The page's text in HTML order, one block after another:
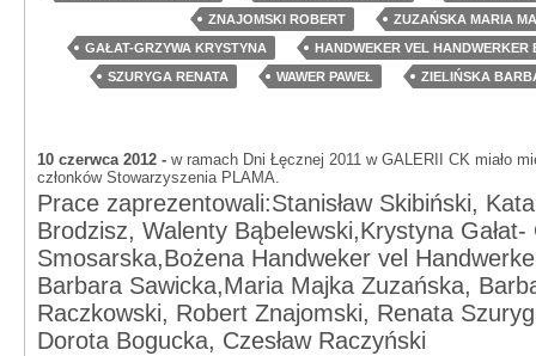
ZNAJOMSKI ROBERT
ZUZAŃSKA MARIA
GAŁAT-GRZYWA KRYSTYNA
HANDWEKER VEL HANDWERKER
SZURYGA RENATA
WAWER PAWEŁ ZIELIŃSKA
10 czerwca 2012 - w ramach Dni Łęcznej 2011 w GALERII CK miało
członków Stowarzyszenia PLAMA.
Prace zaprezentowali:Stanisław Skibiński,
Brodzisz, Walenty Bąbelewski,Krystyna
Smosarska,Bożena Handweker vel
Barbara Sawicka,Maria Majka Zuzańska,
Raczkowski, Robert Znajomski, Renata
Dorota Bogucka, Czesław Raczyński